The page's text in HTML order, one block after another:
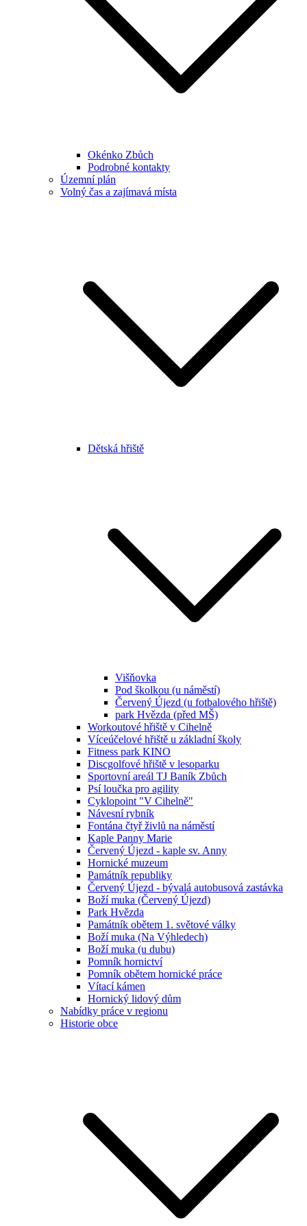
Okénko Zbůch
Podrobné kontakty
Územní plán
Volný čas a zajímavá místa
Dětská hřiště
Višňovka
Pod školkou (u náměstí)
Červený Újezd (u fotbalového hřiště)
park Hvězda (před MŠ)
Workoutové hřiště v Cihelně
Víceúčelové hřiště u základní školy
Fitness park KINO
Discgolfové hřiště v lesoparku
Sportovní areál TJ Baník Zbůch
Psí loučka pro agility
Cyklopoint "V Cihelně"
Návesní rybník
Fontána čtyř živlů na náměstí
Kaple Panny Marie
Červený Újezd - kaple sv. Anny
Hornické muzeum
Památník republiky
Červený Újezd - bývalá autobusová zastávka
Boží muka (Červený Újezd)
Park Hvězda
Památník obětem 1. světové války
Boží muka (Na Výhledech)
Boží muka (u dubu)
Pomník hornictví
Pomník obětem hornické práce
Vítací kámen
Hornický lidový dům
Nabídky práce v regionu
Historie obce